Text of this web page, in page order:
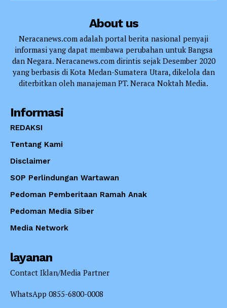
About us
Neracanews.com adalah portal berita nasional penyaji
informasi yang dapat membawa perubahan untuk Bangsa
dan Negara. Neracanews.com dirintis sejak Desember 2020
yang berbasis di Kota Medan-Sumatera Utara, dikelola dan
diterbitkan oleh manajeman PT. Neraca Noktah Media.
Informasi
REDAKSI
Tentang Kami
Disclaimer
SOP Perlindungan Wartawan
Pedoman Pemberitaan Ramah Anak
Pedoman Media Siber
Media Network
layanan
Contact Iklan/Media Partner
WhatsApp 0855-6800-0008